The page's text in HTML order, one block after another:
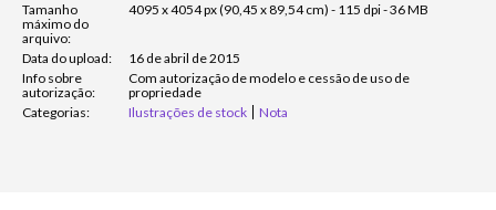
Tamanho
máximo do
arquivo:
4095 x 4054 px (90,45 x 89,54 cm) - 115 dpi - 36 MB
Data do upload:
16 de abril de 2015
Info sobre
autorização:
Com autorização de modelo e cessão de uso de
propriedade
Categorias:
Ilustrações de stock Nota